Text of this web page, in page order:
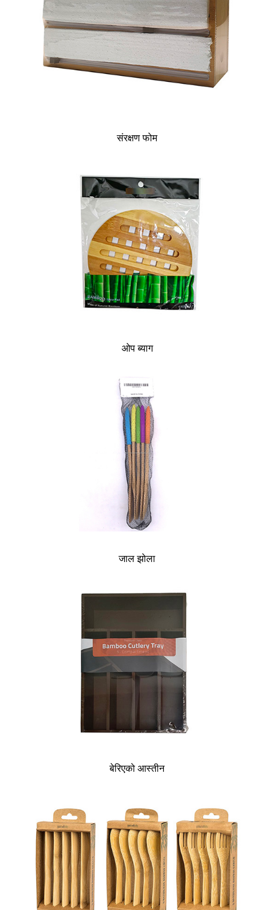
संरक्षण फोम
ओप ब्याग
जाल झोला
बेरिएको आस्तीन